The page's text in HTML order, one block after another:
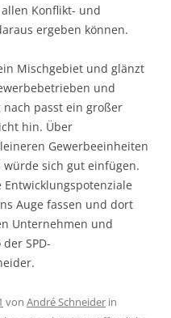
Konflikt- und
ergeben können.
Mischgebiet und glänzt
und
passt ein großer
hin. Über
Gewerbeeinheiten
sich gut einfügen.
Auge fassen und dort
Unternehmen und
SPD-
von André Schneider in